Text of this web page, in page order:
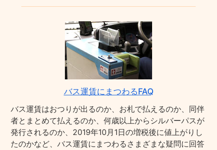
バス運賃にまつわるFAQ
バス運賃はおつりが出るのか、お札で払えるのか、同伴
者とまとめて払えるのか、何歳以上からシルバーパスが
発行されるのか、2019年10月1日の増税後に値上がりし
たのかなど、バス運賃にまつわるさまざまな疑問に回答